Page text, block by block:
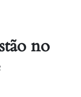
no